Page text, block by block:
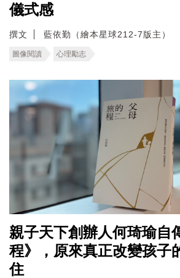
儀式感
撰文 藍依勤（繪本星球212-7版主）
圖像閱讀 心理勵志
親子天下創辦人何琦瑜自
程》，原來真正改變孩子
住